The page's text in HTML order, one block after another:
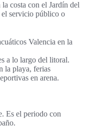
costa con el Jardín del
el servicio público o
Valencia en la
a lo largo del litoral.
la playa, ferias
en arena.
Es el periodo con